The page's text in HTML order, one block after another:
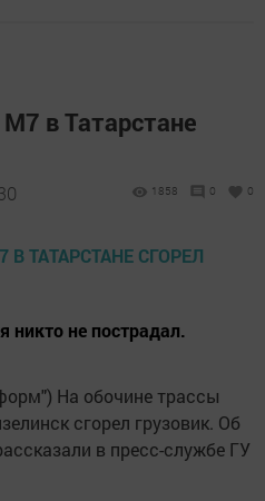
в Татарстане
1858 0 0
никто не пострадал.
На обочине трассы
сгорел грузовик. Об
в пресс-службе ГУ